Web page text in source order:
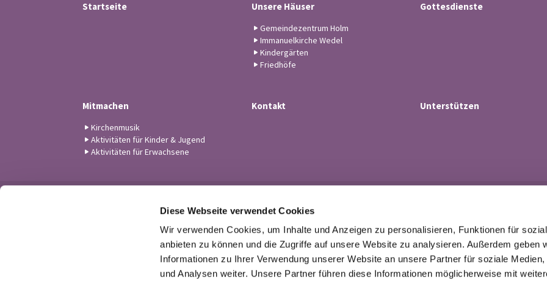
Diese Webseite verwendet Cookies
Wir verwenden Cookies, um Inhalte und Anzeigen zu personalisieren, Funktionen für
anbieten zu können und die Zugriffe auf unsere Website zu analysieren. Außerdem geben
Informationen zu Ihrer Verwendung unserer Website an unsere Partner für soziale Medien,
und Analysen weiter. Unsere Partner führen diese Informationen möglicherweise mit
Startseite Unsere Häuser
Gemeindezentrum Holm
Immanuelkirche Wedel
Kindergärten
Friedhöfe
Gottesdienste
Mitmachen
Kirchenmusik
Aktivitäten für Kinder & Jugend
Aktivitäten für Erwachsene
Kontakt Unterstützen
 Tel. 04103-21 43
buero@kirchengemeindewedel.de